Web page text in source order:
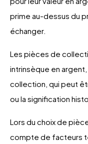
prime au-dessus du
échanger.
Les pièces de
intrinsèque en
collection, qui peut
ou la signification
Lors du choix de
compte de facteurs